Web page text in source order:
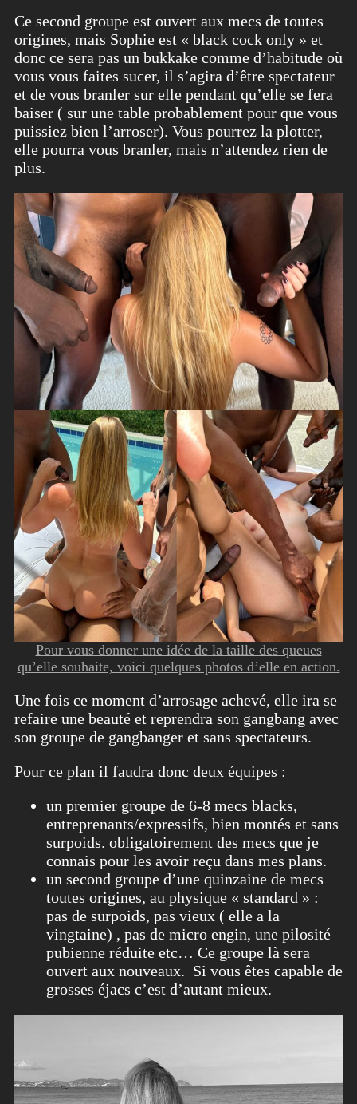
Ce second groupe est ouvert aux mecs de toutes
origines, mais Sophie est « black cock only » et
donc ce sera pas un bukkake comme d’habitude où
vous vous faites sucer, il s’agira d’être spectateur
et de vous branler sur elle pendant qu’elle se fera
baiser ( sur une table probablement pour que vous
puissiez bien l’arroser). Vous pourrez la plotter,
elle pourra vous branler, mais n’attendez rien de
plus.
Pour vous donner une idée de la taille des queues
qu’elle souhaite, voici quelques photos d’elle en action.
Une fois ce moment d’arrosage achevé, elle ira se
refaire une beauté et reprendra son gangbang avec
son groupe de gangbanger et sans spectateurs.
Pour ce plan il faudra donc deux équipes :
un premier groupe de 6-8 mecs blacks,
entreprenants/expressifs, bien montés et sans
surpoids. obligatoirement des mecs que je
connais pour les avoir reçu dans mes plans.
un second groupe d’une quinzaine de mecs
toutes origines, au physique « standard » :
pas de surpoids, pas vieux ( elle a la
vingtaine) , pas de micro engin, une pilosité
pubienne réduite etc… Ce groupe là sera
ouvert aux nouveaux. Si vous êtes capable de
grosses éjacs c’est d’autant mieux.